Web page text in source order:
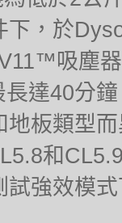
下，於
吸塵
達40分
地板類型
和
試強效模